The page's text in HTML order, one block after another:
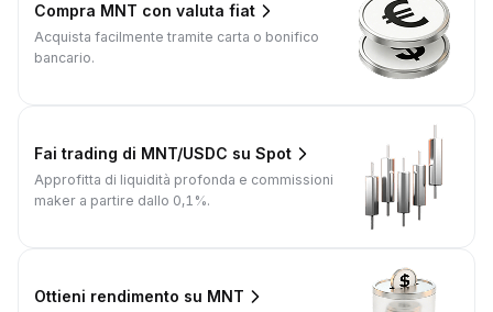
Compra MNT con valuta fiat
Acquista facilmente tramite carta o bonifico
bancario.
Fai trading di MNT/USDC su Spot
Approfitta di liquidità profonda e commissioni
maker a partire dallo 0,1%.
Ottieni rendimento su MNT